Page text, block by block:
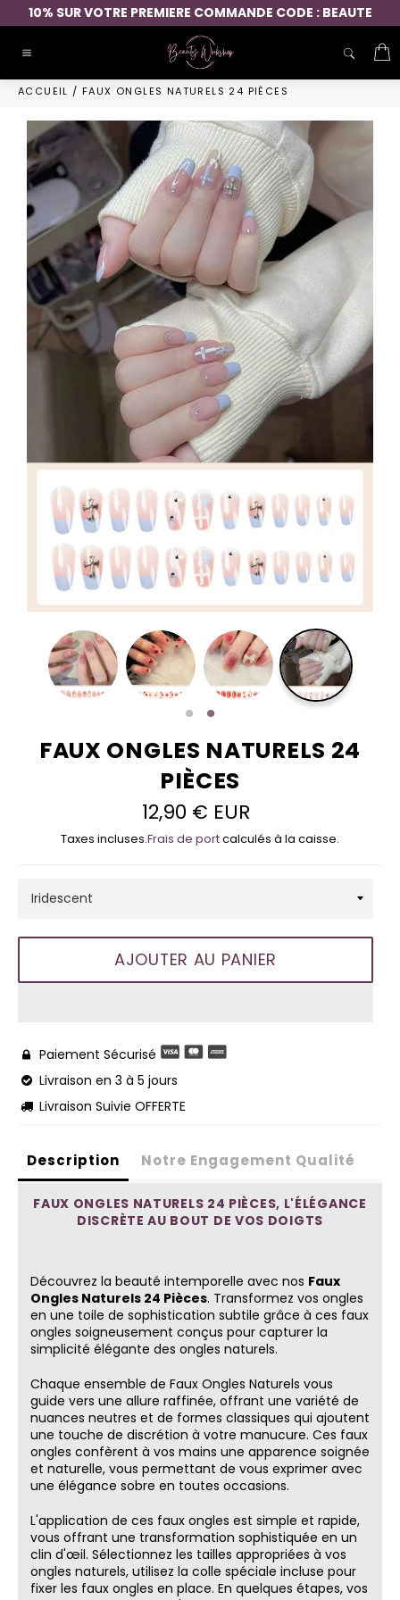
Passer
au
10% SUR VOTRE PREMIERE COMMANDE CODE : BEAUTE
ACCUEIL / FAUX ONGLES NATURELS 24 PIÈCES
FAUX ONGLES NATURELS 24
PIÈCES
Prix
régulier
12,90 € EUR
Taxes incluses.Frais de portcalculés à la caisse.
AJOUTER AU PANIER
 Paiement Sécurisé
 Livraison en 3 à 5 jours
 Livraison Suivie OFFERTE
Description Notre Engagement Qualité
FAUX ONGLES NATURELS 24 PIÈCES, L'ÉLÉGANCE
DISCRÈTE AU BOUT DE VOS DOIGTS
Découvrez la beauté intemporelle avec nos Faux
Ongles Naturels 24 Pièces. Transformez vos ongles
en une toile de sophistication subtile grâce à ces faux
ongles soigneusement conçus pour capturer la
simplicité élégante des ongles naturels.
Chaque ensemble de Faux Ongles Naturels vous
guide vers une allure raffinée, offrant une variété de
nuances neutres et de formes classiques qui ajoutent
une touche de discrétion à votre manucure. Ces faux
ongles confèrent à vos mains une apparence soignée
et naturelle, vous permettant de vous exprimer avec
une élégance sobre en toutes occasions.
L'application de ces faux ongles est simple et rapide,
vous offrant une transformation sophistiquée en un
clin d'œil. Sélectionnez les tailles appropriées à vos
ongles naturels, utilisez la colle spéciale incluse pour
fixer les faux ongles en place. En quelques étapes, vos